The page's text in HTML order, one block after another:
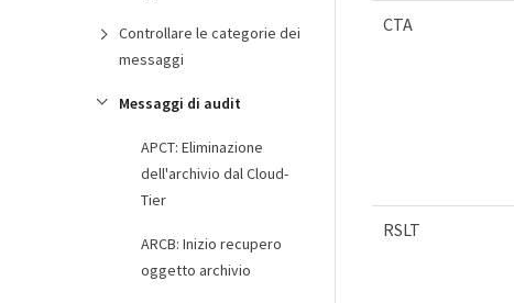
Controllare le categorie dei
messaggi
Messaggi di audit
APCT: Eliminazione
dell'archivio dal Cloud-
Tier
ARCB: Inizio recupero
oggetto archivio
CTA
RSLT